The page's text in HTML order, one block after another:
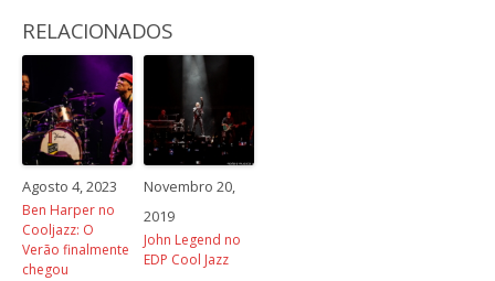
RELACIONADOS
Agosto 4, 2023
Ben Harper no
Cooljazz: O
Verão finalmente
chegou
Novembro 20,
2019
John Legend no
EDP Cool Jazz